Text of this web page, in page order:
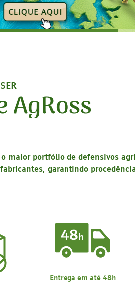
AgRoss
o maior portfólio de defensivos
garantindo
Entrega em até 48h